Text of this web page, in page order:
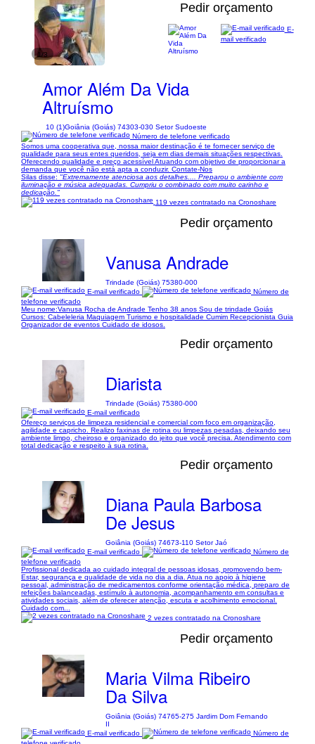
1/3
Pedir orçamento
Amor Além Da Vida
Altruísmo
10 (1)Goiânia (Goiás) 74303-030 Setor Sudoeste
E-
mail verificado
Número de telefone verificado
Somos uma cooperativa que, nossa maior destinação é te fornecer serviço de
qualidade para seus entes queridos, seja em dias demais situações respectivas.
Oferecendo qualidade e preço acessível Atuando com objetivo de proporcionar a
demanda que você não está apta a conduzir. Contate-Nos
Silas disse: "Extremamente atenciosa aos detalhes.... Preparou o ambiente com
iluminação e música adequadas. Cumpriu o combinado com muito carinho e
dedicação."
119 vezes contratado na Cronoshare
Pedir orçamento
Vanusa Andrade
Trindade (Goiás) 75380-000
E-mail verificado
Número de
telefone verificado
Meu nome:Vanusa Rocha de Andrade Tenho 38 anos Sou de trindade Goiás
Cursos: Cabeleleria Maquiagem Turismo e hospitalidade Cumim Recepcionista Guia
Organizador de eventos Cuidado de idosos.
Pedir orçamento
Diarista
Trindade (Goiás) 75380-000
E-mail verificado
Ofereço serviços de limpeza residencial e comercial com foco em organização,
agilidade e capricho. Realizo faxinas de rotina ou limpezas pesadas, deixando seu
ambiente limpo, cheiroso e organizado do jeito que você precisa. Atendimento com
total dedicação e respeito à sua rotina.
Pedir orçamento
Diana Paula Barbosa
De Jesus
Goiânia (Goiás) 74673-110 Setor Jaó
E-mail verificado
Número de
telefone verificado
Profissional dedicada ao cuidado integral de pessoas idosas, promovendo bem-
Estar, segurança e qualidade de vida no dia a dia. Atua no apoio à higiene
pessoal, administração de medicamentos conforme orientação médica, preparo de
refeições balanceadas, estímulo à autonomia, acompanhamento em consultas e
atividades sociais, além de oferecer atenção, escuta e acolhimento emocional.
Cuidado com...
2 vezes contratado na Cronoshare
Pedir orçamento
Maria Vilma Ribeiro
Da Silva
Goiânia (Goiás) 74765-275 Jardim Dom Fernando
II
E-mail verificado
Número de